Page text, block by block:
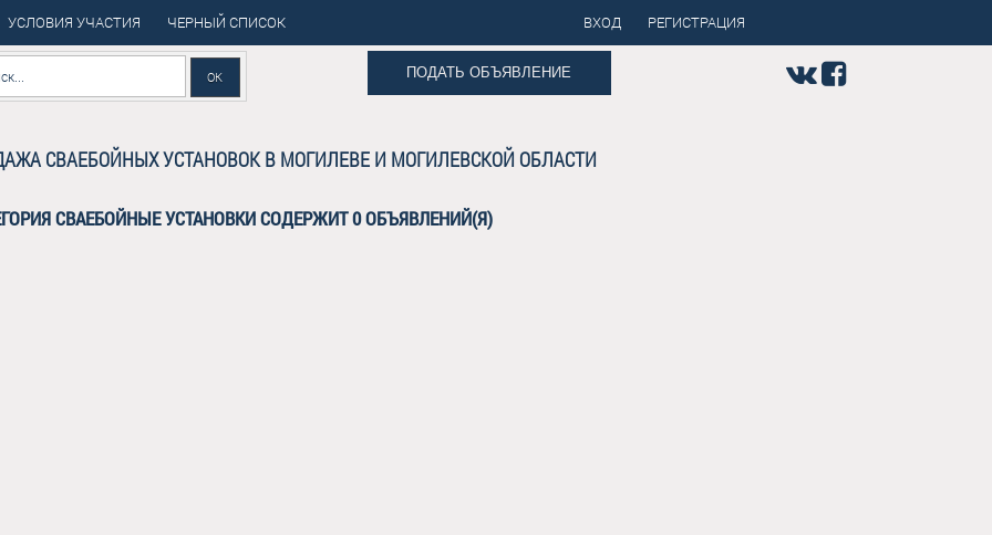
УСЛОВИЯ УЧАСТИЯ ЧЕРНЫЙ СПИСОК ВХОД РЕГИСТРАЦИЯ
ПОДАТЬ ОБЪЯВЛЕНИЕ
СВАЕБОЙНЫХ УСТАНОВОК В МОГИЛЕВЕ И МОГИЛЕВСКОЙ ОБЛАСТИ
СВАЕБОЙНЫЕ УСТАНОВКИ СОДЕРЖИТ 0 ОБЪЯВЛЕНИЙ(Я)